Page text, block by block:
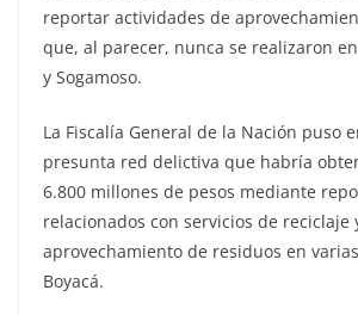
reportar actividades de
que, al parecer, nunca se realizaron
y Sogamoso.
La Fiscalía General de la Nación puso
presunta red delictiva que habría
6.800 millones de pesos mediante
relacionados con servicios de reciclaje
aprovechamiento de residuos en
Boyacá.